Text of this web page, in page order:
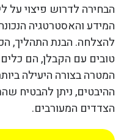
הבחירה לדרוש פיצוי על
המידע והאסטרטגיה
להצלחה. הבנת התהליך,
טובים עם הקבלן, הם כלים
המטרה בצורה היעילה
ההיבטים, ניתן להבטיח
הצדדים המעורבים.